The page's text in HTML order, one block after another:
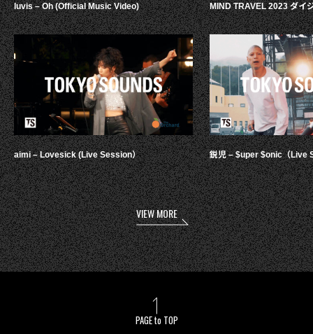
luvis – Oh (Official Music Video)
aimi – Lovesick (Live Session）
MIND TRAVEL 2023 ダイ
鋭児 – $uper $onic（Live
VIEW MORE
PAGE to TOP